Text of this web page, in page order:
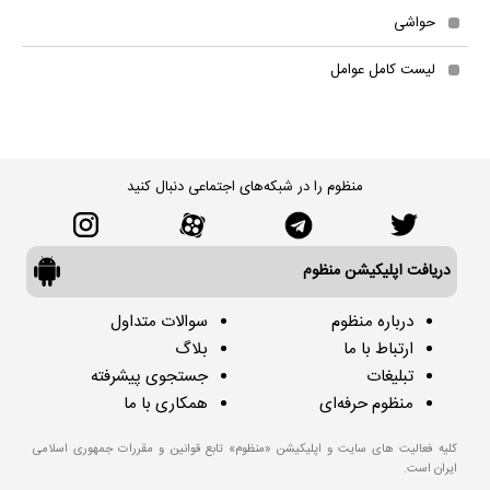
حواشی
لیست کامل عوامل
منظوم را در شبکه‌های اجتماعی دنبال کنید
دریافت اپلیکیشن منظوم
درباره منظوم
ارتباط با ما
تبلیغات
منظوم حرفه‌ای
سوالات متداول
بلاگ
جستجوی پیشرفته
همکاری با ما
کلیه فعالیت های سایت و اپلیکیشن «منظوم» تابع قوانین و مقررات جمهوری اسلامی
ایران است.